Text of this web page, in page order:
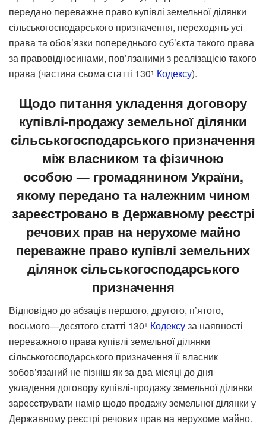
передано переважне право купівлі земельної ділянки
сільськогосподарського призначення, переходять усі
права та обов’язки попереднього суб’єкта такого права
за правовідносинами, пов’язаними з реалізацією такого
права (частина сьома статті 1301 Кодексу).
Щодо питання укладення договору
купівлі-продажу земельної ділянки
сільськогосподарського призначення
між власником та фізичною
особою — громадянином України,
якому передано та належним чином
зареєстровано в Державному реєстрі
речових прав на нерухоме майно
переважне право купівлі земельних
ділянок сільськогосподарського
призначення
Відповідно до абзаців першого, другого, п’ятого,
восьмого—десятого статті 1301 Кодексуза наявності
переважного права купівлі земельної ділянки
сільськогосподарського призначення її власник
зобов’язаний не пізніш як за два місяці до дня
укладення договору купівлі-продажу земельної ділянки
зареєструвати намір щодо продажу земельної ділянки у
Державному реєстрі речових прав на нерухоме майно.